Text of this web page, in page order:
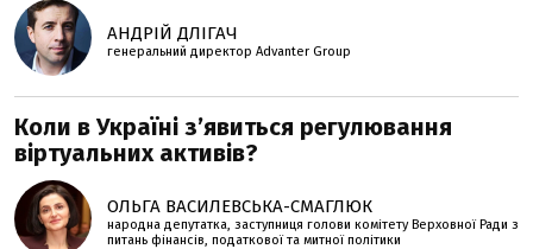
АНДРІЙ ДЛІГАЧ
генеральний директор Advanter Group
Коли в Україні з’явиться регулювання
віртуальних активів?
ОЛЬГА ВАСИЛЕВСЬКА-СМАГЛЮК
народна депутатка, заступниця голови комітету Верховної Ради з
питань фінансів, податкової та митної політики